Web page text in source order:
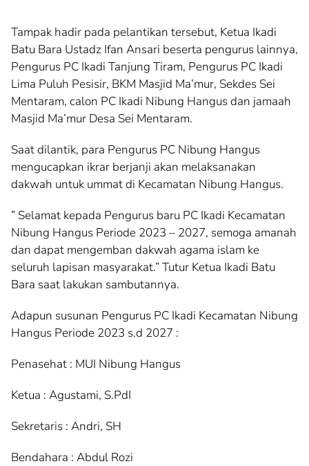
Tampak hadir pada pelantikan tersebut, Ketua Ikadi
Batu Bara Ustadz Ifan Ansari beserta pengurus lainnya,
Pengurus PC Ikadi Tanjung Tiram, Pengurus PC Ikadi
Lima Puluh Pesisir, BKM Masjid Ma’mur, Sekdes Sei
Mentaram, calon PC Ikadi Nibung Hangus dan jamaah
Masjid Ma’mur Desa Sei Mentaram.
Saat dilantik, para Pengurus PC Nibung Hangus
mengucapkan ikrar berjanji akan melaksanakan
dakwah untuk ummat di Kecamatan Nibung Hangus.
” Selamat kepada Pengurus baru PC Ikadi Kecamatan
Nibung Hangus Periode 2023 – 2027, semoga amanah
dan dapat mengemban dakwah agama islam ke
seluruh lapisan masyarakat.” Tutur Ketua Ikadi Batu
Bara saat lakukan sambutannya.
Adapun susunan Pengurus PC Ikadi Kecamatan Nibung
Hangus Periode 2023 s.d 2027 :
Penasehat : MUI Nibung Hangus
Ketua : Agustami, S.PdI
Sekretaris : Andri, SH
Bendahara : Abdul Rozi